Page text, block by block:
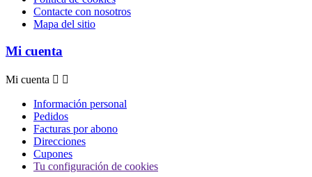
Contacte con nosotros
Mapa del sitio
Mi cuenta
Mi cuenta  
Información personal
Pedidos
Facturas por abono
Direcciones
Cupones
Tu configuración de cookies